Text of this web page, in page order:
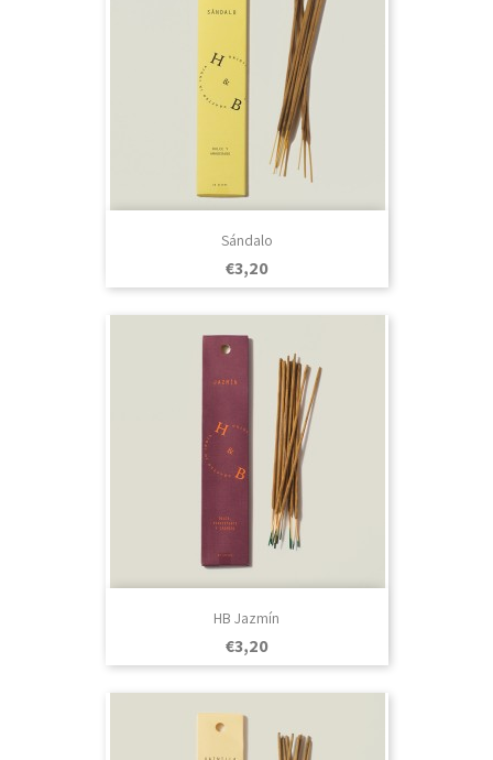
Sándalo
Prezo
€3,20
HB Jazmín
Prezo
€3,20